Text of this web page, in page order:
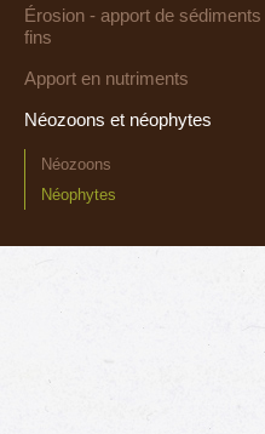
Érosion - apport de sédiments
fins
Apport en nutriments
Néozoons et néophytes
Néozoons
Néophytes